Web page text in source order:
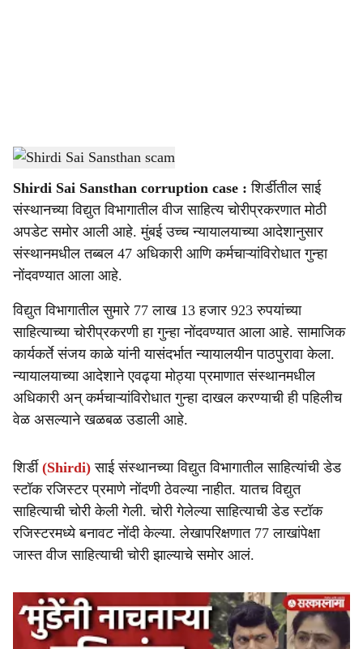
a
r
e
Shirdi Sai Sansthan scam- Sarkarnama
Shirdi Sai Sansthan corruption case : शिर्डीतील साई
संस्थानच्या विद्युत विभागातील वीज साहित्य चोरीप्रकरणात मोठी
अपडेट समोर आली आहे. मुंबई उच्च न्यायालयाच्या आदेशानुसार
संस्थानमधील तब्बल 47 अधिकारी आणि कर्मचाऱ्यांविरोधात गुन्हा
नोंदवण्यात आला आहे.
विद्युत विभागातील सुमारे 77 लाख 13 हजार 923 रुपयांच्या
साहित्याच्या चोरीप्रकरणी हा गुन्हा नोंदवण्यात आला आहे. सामाजिक
कार्यकर्ते संजय काळे यांनी यासंदर्भात न्यायालयीन पाठपुरावा केला.
न्यायालयाच्या आदेशाने एवढ्या मोठ्या प्रमाणात संस्थानमधील
अधिकारी अन् कर्मचाऱ्यांविरोधात गुन्हा दाखल करण्याची ही पहिलीच
वेळ असल्याने खळबळ उडाली आहे.
शिर्डी (Shirdi) साई संस्थानच्या विद्युत विभागातील साहित्यांची डेड
स्टॉक रजिस्टर प्रमाणे नोंदणी ठेवल्या नाहीत. यातच विद्युत
साहित्याची चोरी केली गेली. चोरी गेलेल्या साहित्याची डेड स्टॉक
रजिस्टरमध्ये बनावट नोंदी केल्या. लेखापरिक्षणात 77 लाखांपेक्षा
जास्त वीज साहित्याची चोरी झाल्याचे समोर आलं.